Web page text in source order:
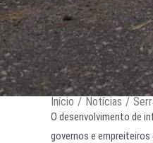
Início / Notícias /
O desenvolvimento de
governos e